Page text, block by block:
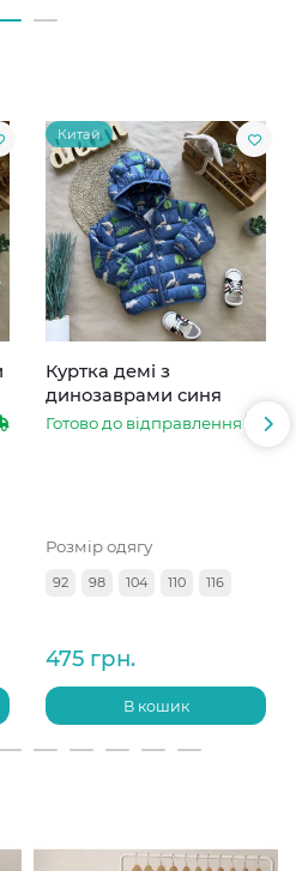
Китай
Куртка демі з
динозаврами синя
Готово до відправлення
Розмір одягу
92 98 104 110 116
475 грн.
В кошик